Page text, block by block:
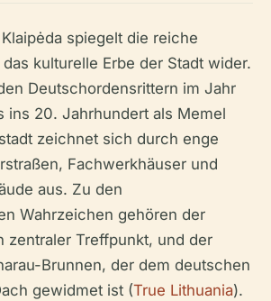
spiegelt die reiche
kulturelle Erbe der Stadt wider.
Deutschordensrittern im Jahr
ins 20. Jahrhundert als Memel
zeichnet sich durch enge
Fachwerkhäuser und
aus. Zu den
Wahrzeichen gehören der
zentraler Treffpunkt, und der
Brunnen, der dem deutschen
gewidmet ist (True Lithuania).